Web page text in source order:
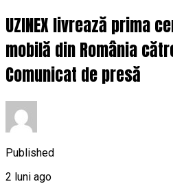
UZINEX livrează prima
mobilă din România către
Comunicat de presă
Published
2 luni ago